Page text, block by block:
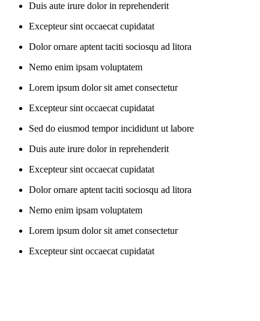
Duis aute irure dolor in reprehenderit
Excepteur sint occaecat cupidatat
Dolor ornare aptent taciti sociosqu ad litora
Nemo enim ipsam voluptatem
Lorem ipsum dolor sit amet consectetur
Excepteur sint occaecat cupidatat
Sed do eiusmod tempor incididunt ut labore
Duis aute irure dolor in reprehenderit
Excepteur sint occaecat cupidatat
Dolor ornare aptent taciti sociosqu ad litora
Nemo enim ipsam voluptatem
Lorem ipsum dolor sit amet consectetur
Excepteur sint occaecat cupidatat